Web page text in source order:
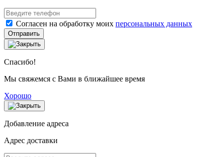
Согласен на обработку моих персональных данных
Отправить
Спасибо!
Мы свяжемся с Вами в ближайшее время
Хорошо
Добавление адреса
Адрес доставки